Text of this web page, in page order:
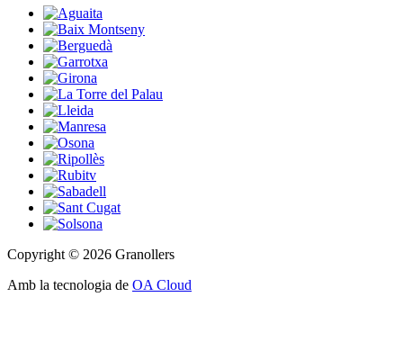
Copyright © 2026 Granollers
Amb la tecnologia de OA Cloud